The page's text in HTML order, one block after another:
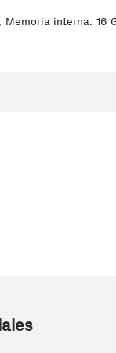
Memoria interna: